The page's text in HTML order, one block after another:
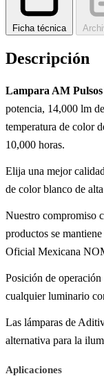
Ficha técnica
Descripción
Lampara AM
potencia, 14,000 lm
temperatura de color
10,000 horas.
Elija una mejor
de color blanco de
Nuestro compromiso
productos se
Oficial Mexicana
Posición de
cualquier luminario
Las lámparas de
alternativa para la
Aplicaciones